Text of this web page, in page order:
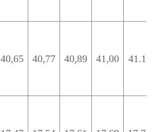
40,65 40,77 40,89 41,00 41.11